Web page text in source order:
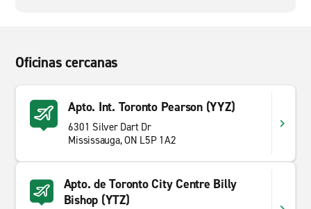
Oficinas cercanas
Apto. Int. Toronto Pearson (YYZ)
6301 Silver Dart Dr
Mississauga, ON L5P 1A2
Apto. de Toronto City Centre Billy
Bishop (YTZ)